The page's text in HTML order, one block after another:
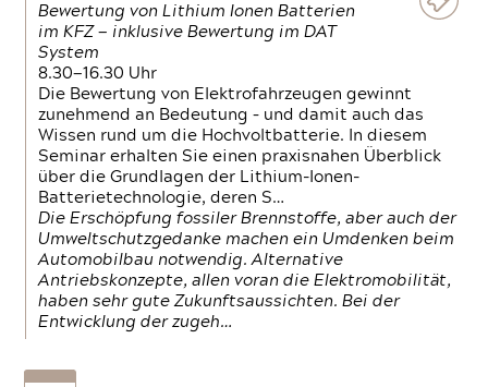
Bewertung von Lithium Ionen Batterien
im KFZ — inklusive Bewertung im DAT
System
8.30—16.30 Uhr
Die Bewertung von Elektrofahrzeugen gewinnt
zunehmend an Bedeutung – und damit auch das
Wissen rund um die Hochvoltbatterie. In diesem
Seminar erhalten Sie einen praxisnahen Überblick
über die Grundlagen der Lithium-Ionen-
Batterietechnologie, deren S…
Die Erschöpfung fossiler Brennstoffe, aber auch der
Umweltschutzgedanke machen ein Umdenken beim
Automobilbau notwendig. Alternative
Antriebskonzepte, allen voran die Elektromobilität,
haben sehr gute Zukunftsaussichten. Bei der
Entwicklung der zugeh…